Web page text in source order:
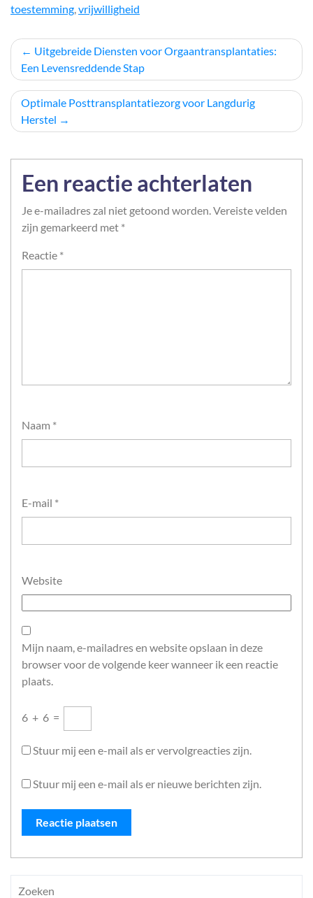
toestemming,vrijwilligheid
Berichtnavigatie
Uitgebreide Diensten voor Orgaantransplantaties:
Een Levensreddende Stap
Optimale Posttransplantatiezorg voor Langdurig
Herstel
Een reactie achterlaten
Je e-mailadres zal niet getoond worden.Vereiste velden
zijn gemarkeerd met *
Reactie *
Naam *
E-mail *
Website
Mijn naam, e-mailadres en website opslaan in deze
browser voor de volgende keer wanneer ik een reactie
plaats.
6 + 6 =
Stuur mij een e-mail als er vervolgreacties zijn.
Stuur mij een e-mail als er nieuwe berichten zijn.
Zoeken